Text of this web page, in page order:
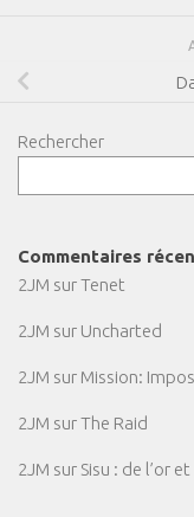
Rechercher
Commentaires
2JM surTenet
2JM sur Uncharted
2JM sur Mission:
2JM surThe Raid
2JM sur Sisu : de l’or